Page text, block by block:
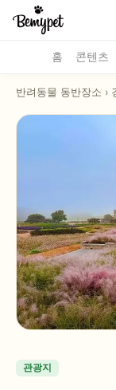
홈 콘텐츠
반려동물 동반장소 ›
관광지